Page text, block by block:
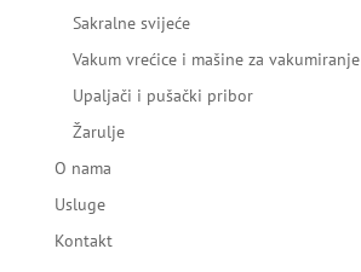
Sakralne svijeće
Vakum vrećice i mašine za vakumiranje
Upaljači i pušački pribor
Žarulje
O nama
Usluge
Kontakt